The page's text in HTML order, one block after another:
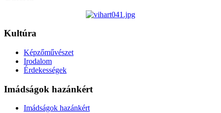
Kultúra
Képzőművészet
Irodalom
Érdekességek
Imádságok hazánkért
Imádságok hazánkért